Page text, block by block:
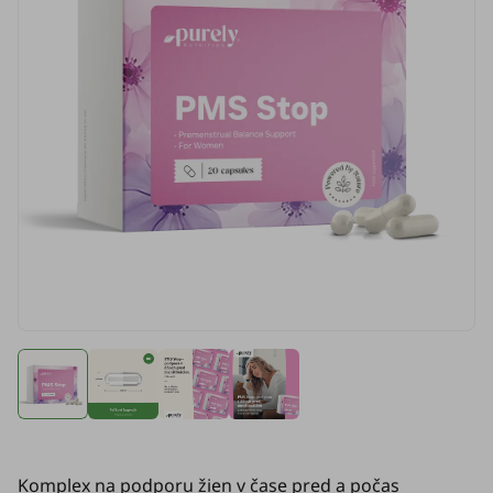
Komplex na podporu žien v čase pred a počas